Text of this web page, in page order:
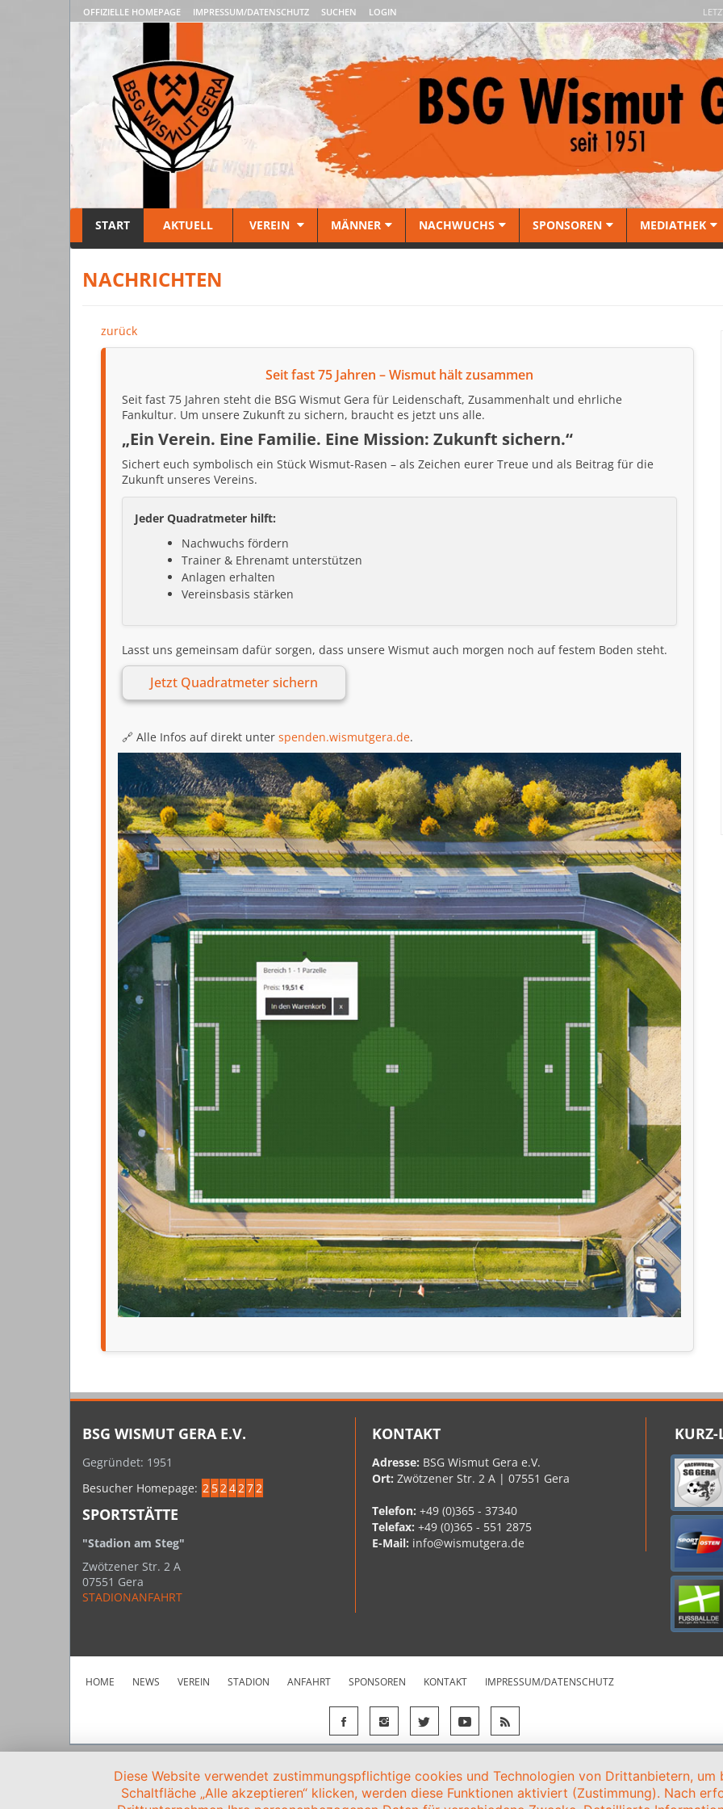
OFFIZIELLE HOMEPAGE IMPRESSUM/DATENSCHUTZ SUCHEN LOGIN
START AKTUELL VEREIN MÄNNER NACHWUCHS SPONSOREN MEDIATHEK
NACHRICHTEN
zurück
Seit fast 75 Jahren – Wismut hält zusammen
Seit fast 75 Jahren steht die BSG Wismut Gera für Leidenschaft, Zusammenhalt und ehrliche
Fankultur. Um unsere Zukunft zu sichern, braucht es jetzt uns alle.
„Ein Verein. Eine Familie. Eine Mission: Zukunft sichern.“
Sichert euch symbolisch ein Stück Wismut-Rasen – als Zeichen eurer Treue und als Beitrag für die
Zukunft unseres Vereins.
Jeder Quadratmeter hilft:
Nachwuchs fördern
Trainer & Ehrenamt unterstützen
Anlagen erhalten
Vereinsbasis stärken
Lasst uns gemeinsam dafür sorgen, dass unsere Wismut auch morgen noch auf festem Boden steht.
Jetzt Quadratmeter sichern
🔗 Alle Infos auf direkt unter spenden.wismutgera.de.
BSG WISMUT GERA E.V.
Gegründet: 1951
Besucher Homepage: 2 524272
SPORTSTÄTTE
"Stadion am Steg"
Zwötzener Str. 2 A
07551 Gera
STADIONANFAHRT
KONTAKT
Adresse: BSG Wismut Gera e.V.
Ort:Zwötzener Str. 2 A | 07551 Gera
Telefon:+49 (0)365 - 37340
Telefax:+49 (0)365 - 551 2875
E-Mail: info@wismutgera.de
HOME NEWS VEREIN STADION ANFAHRT SPONSOREN KONTAKT IMPRESSUM/DATENSCHUTZ
Diese Website verwendet zustimmungspflichtige cookies und Technologien von Drittanbietern,
Schaltfläche „Alle akzeptieren“ klicken, werden diese Funktionen aktiviert (Zustimmung). Nach